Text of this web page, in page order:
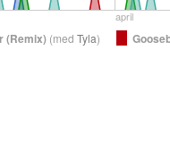
april
(Remix) (med Tyla)